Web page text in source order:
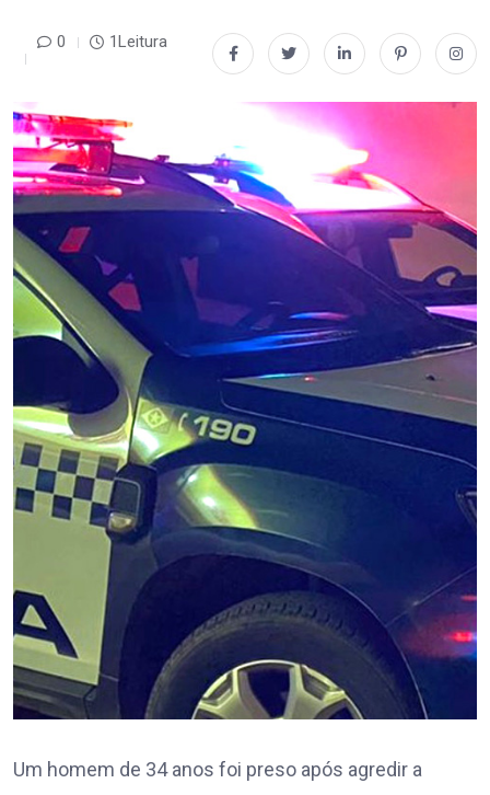
0 1Leitura
Um homem de 34 anos foi preso após agredir a